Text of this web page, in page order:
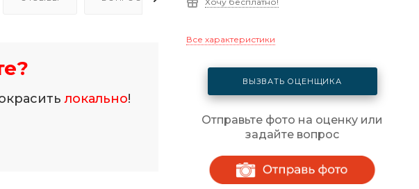
локально!
Все характеристики
ВЫЗВАТЬ ОЦЕНЩИКА
Отправьте фото на оценку или
задайте вопрос